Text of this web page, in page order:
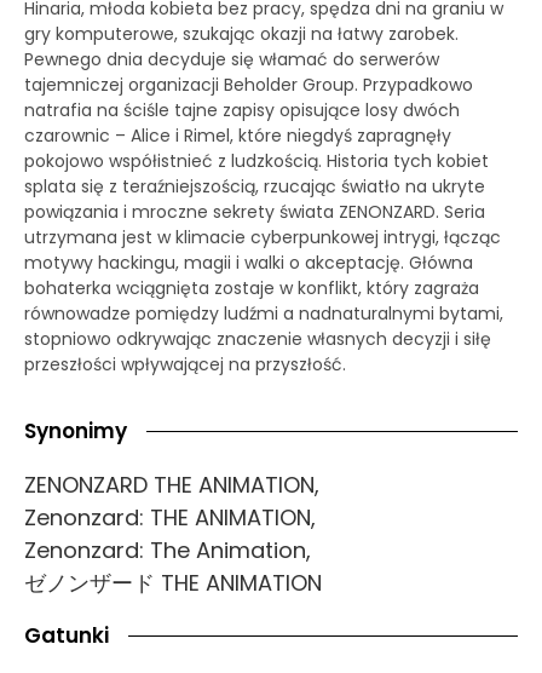
Hinaria, młoda kobieta bez pracy, spędza dni na graniu w
gry komputerowe, szukając okazji na łatwy zarobek.
Pewnego dnia decyduje się włamać do serwerów
tajemniczej organizacji Beholder Group. Przypadkowo
natrafia na ściśle tajne zapisy opisujące losy dwóch
czarownic – Alice i Rimel, które niegdyś zapragnęły
pokojowo współistnieć z ludzkością. Historia tych kobiet
splata się z teraźniejszością, rzucając światło na ukryte
powiązania i mroczne sekrety świata ZENONZARD. Seria
utrzymana jest w klimacie cyberpunkowej intrygi, łącząc
motywy hackingu, magii i walki o akceptację. Główna
bohaterka wciągnięta zostaje w konflikt, który zagraża
równowadze pomiędzy ludźmi a nadnaturalnymi bytami,
stopniowo odkrywając znaczenie własnych decyzji i siłę
przeszłości wpływającej na przyszłość.
Synonimy
ZENONZARD THE ANIMATION,
Zenonzard: THE ANIMATION,
Zenonzard: The Animation,
ゼノンザード THE ANIMATION
Gatunki